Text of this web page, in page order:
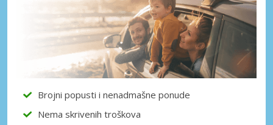
Brojni popusti i nenadmašne ponude
Nema skrivenih troškova